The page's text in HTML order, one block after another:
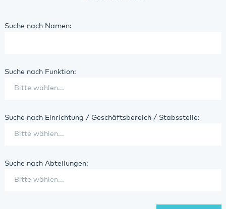
Suche nach Namen:
Suche nach Funktion:
Suche nach Einrichtung / Geschäftsbereich / Stabsstelle:
Suche nach Abteilungen: